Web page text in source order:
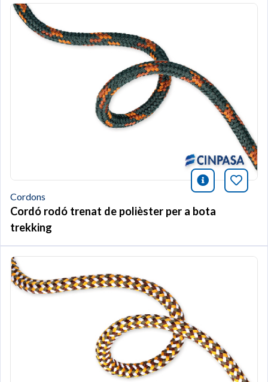
icono
Cordons
Cordó rodó trenat de polièster per a bota
trekking